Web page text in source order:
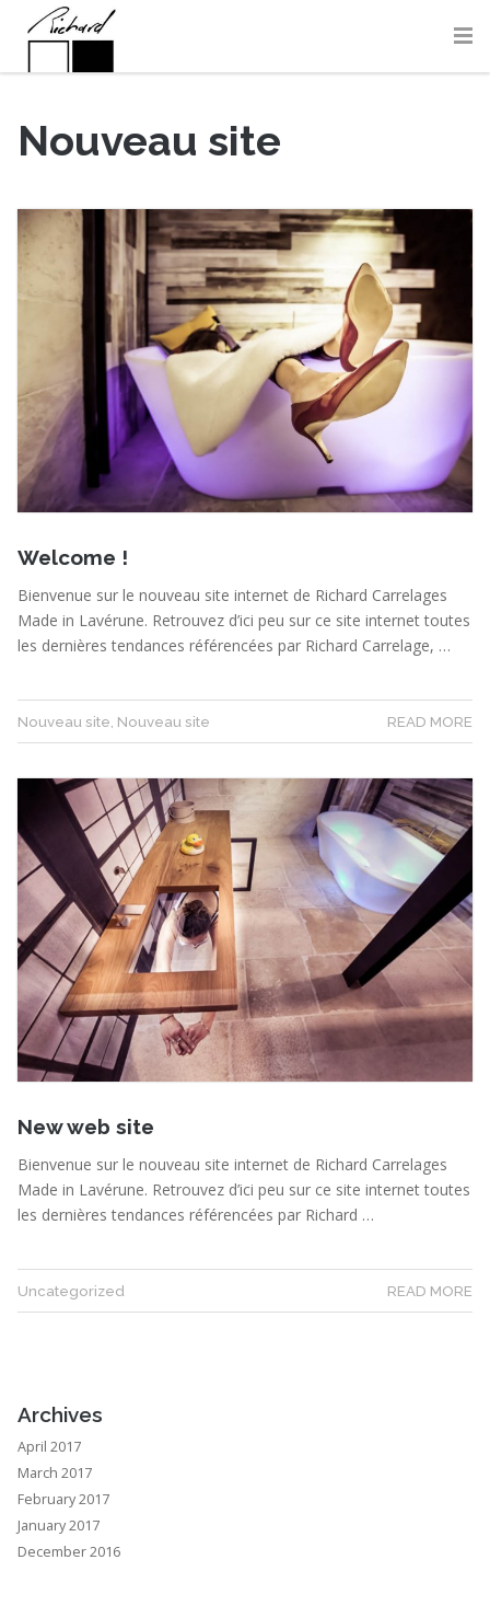
Nouveau site
Welcome !
Bienvenue sur le nouveau site internet de Richard Carrelages
Made in Lavérune. Retrouvez d’ici peu sur ce site internet toutes
les dernières tendances référencées par Richard Carrelage, …
Nouveau site Nouveau site READ MORE
New web site
Bienvenue sur le nouveau site internet de Richard Carrelages
Made in Lavérune. Retrouvez d’ici peu sur ce site internet toutes
les dernières tendances référencées par Richard …
Uncategorized READ MORE
Archives
April 2017
March 2017
February 2017
January 2017
December 2016